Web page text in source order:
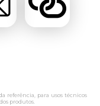
referência, para usos técnicos
produtos.